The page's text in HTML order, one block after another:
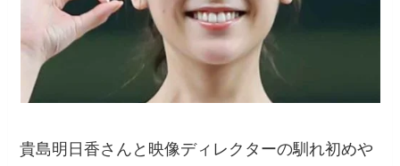
貴島明日香さんと映像ディレクターの馴れ初めや